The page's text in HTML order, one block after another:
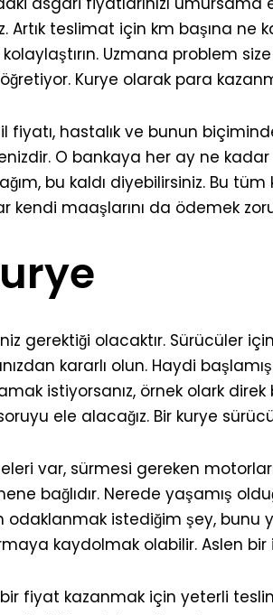
Artık teslimat için km başına
Uzmana problem
Kurye olarak para
hastalık ve bunun
O bankaya her ay ne
bu kaldı diyebilirsiniz. Bu
kendi maaşlarını da ödemek
gerektiği olacaktır. Sürücüler
kararlı olun. Haydi
istiyorsanız, örnek olark
ele alacağız. Bir kurye
var, sürmesi gereken
bağlıdır. Nerede yaşamış
istediğim şey,
kaydolmak olabilir. Aslen
fiyat kazanmak için yeterli